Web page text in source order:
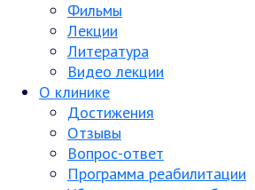
Фильмы
Лекции
Литература
Видео лекции
О клинике
Достижения
Отзывы
Вопрос-ответ
Программа реабилитации